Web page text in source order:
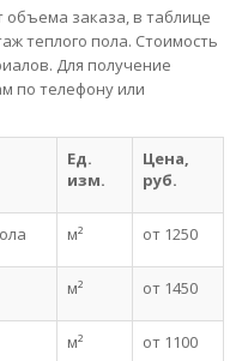
объема заказа, в таблице
теплого пола. Стоимость
Для получение
по телефону или
Ед.
изм.
Цена,
руб.
м² от 1250
м² от 1450
м² от 1100